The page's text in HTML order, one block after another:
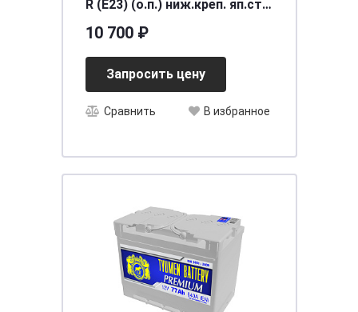
R (E23) (о.п.) ниж.креп. яп.ст.
10 700 ₽
Запросить цену
Сравнить В избранное